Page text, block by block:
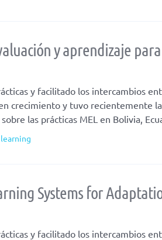
y aprendizaje
y facilitado los intercambios
crecimiento y tuvo recientemente
las prácticas MEL en Bolivia,
Systems for
y facilitado los intercambios